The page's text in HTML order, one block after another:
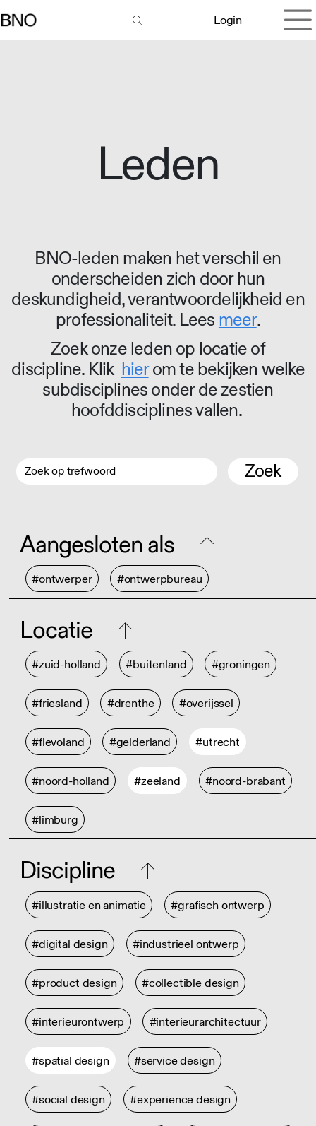
Login
Leden
BNO-leden maken het verschil en
onderscheiden zich door hun
deskundigheid, verantwoordelijkheid en
professionaliteit. Lees meer.
Zoek onze leden op locatie of
discipline. Klik hierom te bekijken welke
subdisciplines onder de zestien
hoofddisciplines vallen.
Zoek
Aangesloten als
#ontwerper #ontwerpbureau
Locatie
#zuid-holland #buitenland #groningen
#friesland #drenthe #overijssel
#flevoland #gelderland #utrecht
#noord-holland #zeeland #noord-brabant
#limburg
Discipline
#illustratie en animatie #grafisch ontwerp
#digital design #industrieel ontwerp
#product design #collectible design
#interieurontwerp #interieurarchitectuur
#spatial design #service design
#social design #experience design